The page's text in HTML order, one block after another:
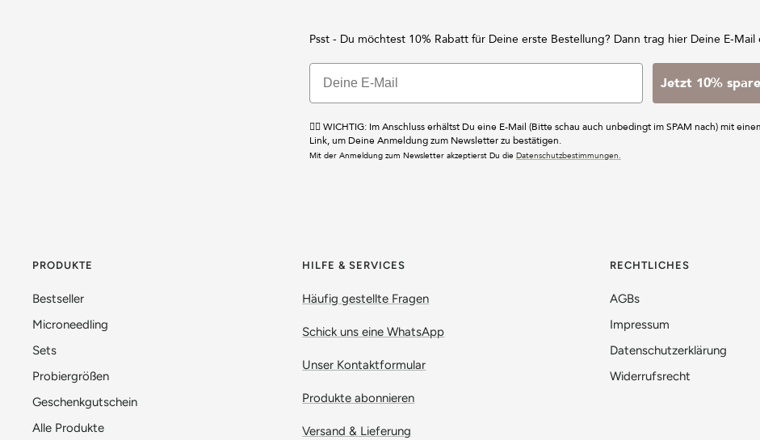
Psst - Du möchtest 10% Rabatt für Deine erste Bestellung? Dann trag hier Deine E-Mail
Jetzt 10%
☝🏼 WICHTIG: Im Anschluss erhältst Du eine E-Mail (Bitte schau auch unbedingt im SPAM nach) mit
Link, um Deine Anmeldung zum Newsletter zu bestätigen.
Mit der Anmeldung zum Newsletter akzeptierst Du die Datenschutzbestimmungen.
PRODUKTE
Bestseller
Microneedling
Sets
Probiergrößen
Geschenkgutschein
Alle Produkte
HILFE & SERVICES
Häufig gestellte Fragen
Schick uns eine WhatsApp
Unser Kontaktformular
Produkte abonnieren
Versand & Lieferung
RECHTLICHES
AGBs
Impressum
Datenschutzerklärung
Widerrufsrecht